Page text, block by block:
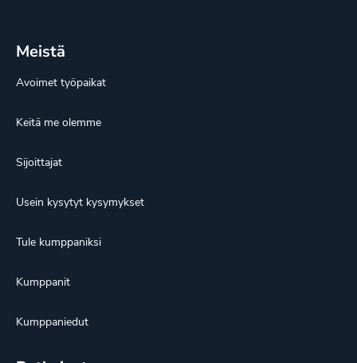
Meistä
Avoimet työpaikat
Keitä me olemme
Sijoittajat
Usein kysytyt kysymykset
Tule kumppaniksi
Kumppanit
Kumppaniedut